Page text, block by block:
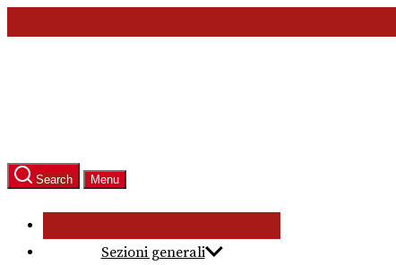
to
Search Menu
Sezioni generali